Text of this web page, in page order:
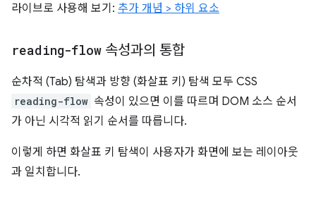
라이브로 사용해 보기: 추가 개념 > 하위 요소
reading-flow 속성과의 통합
순차적 (Tab) 탐색과 방향 (화살표 키) 탐색 모두 CSS
reading-flow 속성이 있으면 이를 따르며 DOM 소스 순서
가 아닌 시각적 읽기 순서를 따릅니다.
이렇게 하면 화살표 키 탐색이 사용자가 화면에 보는 레이아웃
과 일치합니다.